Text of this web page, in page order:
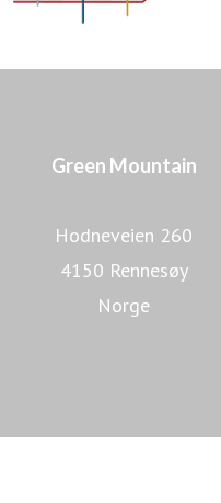
Green Mountain
Hodneveien 260
4150 Rennesøy
Norge